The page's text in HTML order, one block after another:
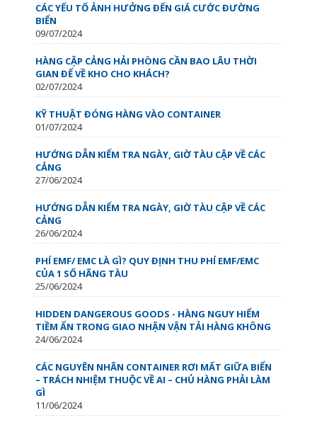
CÁC YẾU TỐ ẢNH HƯỞNG ĐẾN GIÁ CƯỚC ĐƯỜNG
BIỂN
09/07/2024
HÀNG CẬP CẢNG HẢI PHÒNG CẦN BAO LÂU THỜI
GIAN ĐỂ VỀ KHO CHO KHÁCH?
02/07/2024
KỸ THUẬT ĐÓNG HÀNG VÀO CONTAINER
01/07/2024
HƯỚNG DẪN KIỂM TRA NGÀY, GIỜ TÀU CẬP VỀ CÁC
CẢNG
27/06/2024
HƯỚNG DẪN KIỂM TRA NGÀY, GIỜ TÀU CẬP VỀ CÁC
CẢNG
26/06/2024
PHÍ EMF/ EMC LÀ GÌ? QUY ĐỊNH THU PHÍ EMF/EMC
CỦA 1 SỐ HÃNG TÀU
25/06/2024
HIDDEN DANGEROUS GOODS - HÀNG NGUY HIỂM
TIỀM ẨN TRONG GIAO NHẬN VẬN TẢI HÀNG KHÔNG
24/06/2024
CÁC NGUYÊN NHÂN CONTAINER RƠI MẤT GIỮA BIỂN
– TRÁCH NHIỆM THUỘC VỀ AI – CHỦ HÀNG PHẢI LÀM
GÌ
11/06/2024